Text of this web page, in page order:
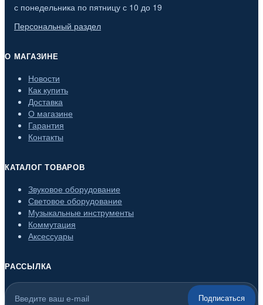
с понедельника по пятницу с 10 до 19
Персональный раздел
О МАГАЗИНЕ
Новости
Как купить
Доставка
О магазине
Гарантия
Контакты
КАТАЛОГ ТОВАРОВ
Звуковое оборудование
Световое оборудование
Музыкальные инструменты
Коммутация
Аксессуары
РАССЫЛКА
Подписаться